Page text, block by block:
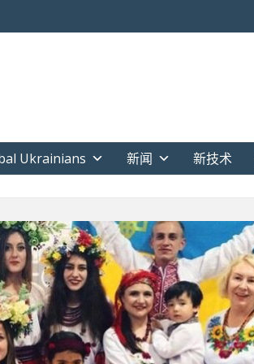
Ukrainians 新闻 新技术